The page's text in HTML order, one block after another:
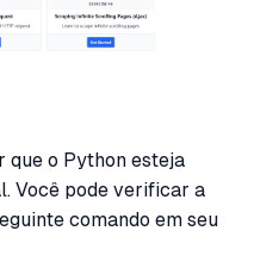
o Python esteja
Você pode verificar a
comando em seu